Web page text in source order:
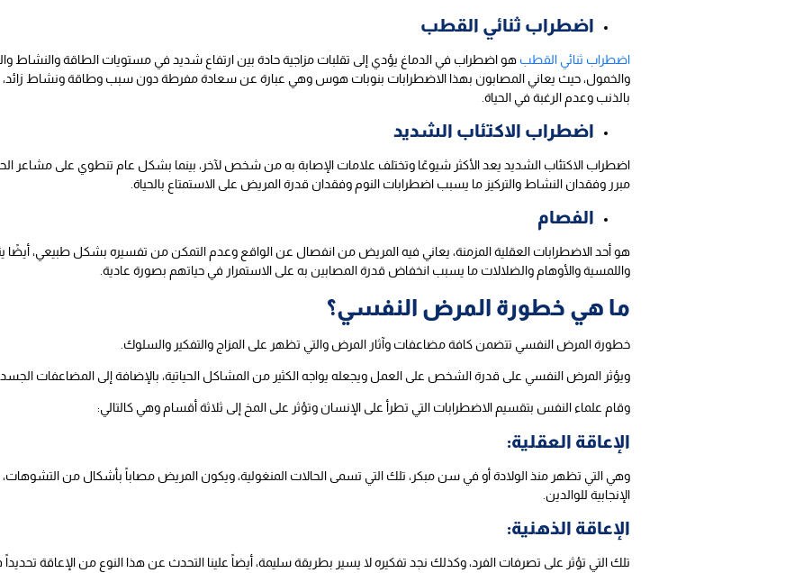
اضطراب ثنائي القطب
اضطراب ثنائي القطب هو اضطراب في الدماغ يؤدي إلى تقلبات مزاجية حادة بين ارتفاع شديد في مستويات الطاقة والنشاط
والخمول، حيث يعاني المصابون بهذا الاضطرابات بنوبات هوس وهي عبارة عن سعادة مفرطة دون سبب وطاقة ونشاط زائد،
بالذنب وعدم الرغبة في الحياة.
اضطراب الاكتئاب الشديد
اضطراب الاكتئاب الشديد يعد الأكثر شيوعًا وتختلف علامات الإصابة به من شخص لآخر، بينما بشكل عام تنطوي على مشاعر
مبرر وفقدان النشاط والتركيز ما يسبب اضطرابات النوم وفقدان قدرة المريض على الاستمتاع بالحياة.
الفصام
هو أحد الاضطرابات العقلية المزمنة، يعاني فيه المريض من انفصال عن الواقع وعدم التمكن من تفسيره بشكل طبيعي،
واللمسية والأوهام والضلالات ما يسبب انخفاض قدرة المصابين به على الاستمرار في حياتهم بصورة عادية.
ما هي خطورة المرض النفسي؟
خطورة المرض النفسي تتضمن كافة مضاعفات وآثار المرض والتي تظهر على المزاج والتفكير والسلوك.
ويؤثر المرض النفسي على قدرة الشخص على العمل ويجعله يواجه الكثير من المشاكل الحياتية، بالإضافة إلى المضاعفات
وقام علماء النفس بتقسيم الاضطرابات التي تطرأ على الإنسان وتؤثر على المخ إلى ثلاثة أقسام وهي كالتالي:
الإعاقة العقلية:
وهي التي تظهر منذ الولادة أو في سن مبكر، تلك التي تسمى الحالات المنغولية، ويكون المريض مصاباً بأشكال من
الإنجابية للوالدين.
الإعاقة الذهنية:
تلك التي تؤثر على تصرفات الفرد، وكذلك نجد تفكيره لا يسير بطريقة سليمة، أيضاً علينا التحدث عن هذا النوع من الإعاقة